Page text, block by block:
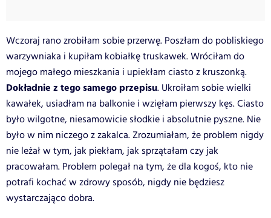
Wczoraj rano zrobiłam sobie przerwę. Poszłam do pobliskiego
warzywniaka i kupiłam kobiałkę truskawek. Wróciłam do
mojego małego mieszkania i upiekłam ciasto z kruszonką.
Dokładnie z tego samego przepisu. Ukroiłam sobie wielki
kawałek, usiadłam na balkonie i wzięłam pierwszy kęs. Ciasto
było wilgotne, niesamowicie słodkie i absolutnie pyszne. Nie
było w nim niczego z zakalca. Zrozumiałam, że problem nigdy
nie leżał w tym, jak piekłam, jak sprzątałam czy jak
pracowałam. Problem polegał na tym, że dla kogoś, kto nie
potrafi kochać w zdrowy sposób, nigdy nie będziesz
wystarczająco dobra.